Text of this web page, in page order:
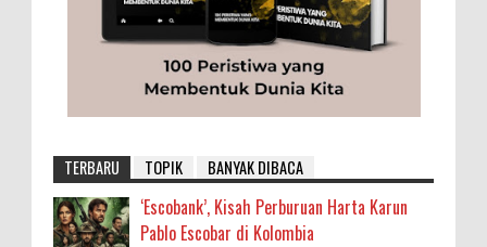
TERBARU TOPIK BANYAK DIBACA
‘Escobank’, Kisah Perburuan Harta Karun
Pablo Escobar di Kolombia